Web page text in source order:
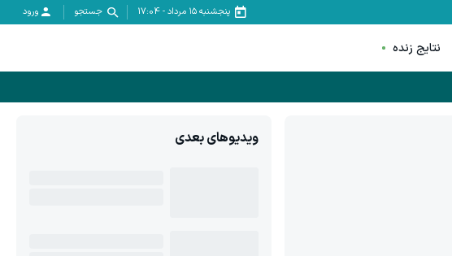
پنجشنبه ۱۵ مرداد -
17:04 جستجو ورود
نتایج زنده
ویدیوهای بعدی